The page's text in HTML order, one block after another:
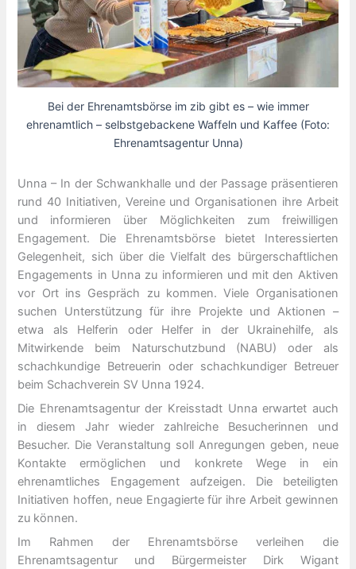
Bei der Ehrenamtsbörse im zib gibt es – wie immer
ehrenamtlich – selbstgebackene Waffeln und Kaffee (Foto:
Ehrenamtsagentur Unna)
Unna – In der Schwankhalle und der Passage präsentieren
rund 40 Initiativen, Vereine und Organisationen ihre Arbeit
und informieren über Möglichkeiten zum freiwilligen
Engagement. Die Ehrenamtsbörse bietet Interessierten
Gelegenheit, sich über die Vielfalt des bürgerschaftlichen
Engagements in Unna zu informieren und mit den Aktiven
vor Ort ins Gespräch zu kommen. Viele Organisationen
suchen Unterstützung für ihre Projekte und Aktionen –
etwa als Helferin oder Helfer in der Ukrainehilfe, als
Mitwirkende beim Naturschutzbund (NABU) oder als
schachkundige Betreuerin oder schachkundiger Betreuer
beim Schachverein SV Unna 1924.
Die Ehrenamtsagentur der Kreisstadt Unna erwartet auch
in diesem Jahr wieder zahlreiche Besucherinnen und
Besucher. Die Veranstaltung soll Anregungen geben, neue
Kontakte ermöglichen und konkrete Wege in ein
ehrenamtliches Engagement aufzeigen. Die beteiligten
Initiativen hoffen, neue Engagierte für ihre Arbeit gewinnen
zu können.
Im Rahmen der Ehrenamtsbörse verleihen die
Ehrenamtsagentur und Bürgermeister Dirk Wigant